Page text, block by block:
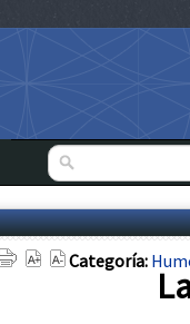
Categoría: